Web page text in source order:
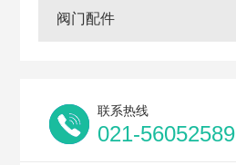
阀门配件
联系热线
021-56052589